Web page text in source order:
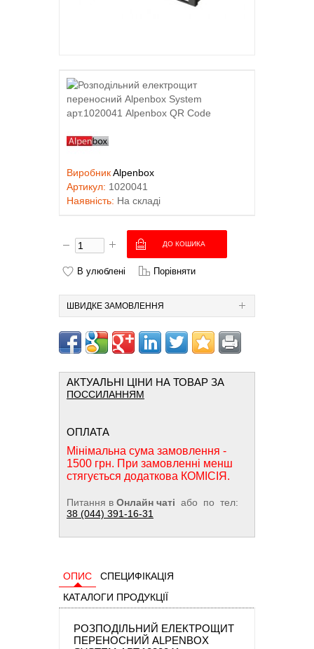
ВиробникAlpenbox
Артикул: 1020041
Наявність: На складі
В улюблені Порівняти
ШВИДКЕ ЗАМОВЛЕННЯ
АКТУАЛЬНІ ЦІНИ НА ТОВАР ЗА
ПОССИЛАННЯМ
ОПЛАТА
Мінімальна сума замовлення -
1500 грн. При замовленні менш
стягується додаткова КОМІСІЯ.
Питання в Онлайн чаті або по тел:
38 (044) 391-16-31
ОПИС
СПЕЦИФІКАЦІЯ
КАТАЛОГИ ПРОДУКЦІЇ
РОЗПОДІЛЬНИЙ ЕЛЕКТРОЩИТ
ПЕРЕНОСНИЙ ALPENBOX